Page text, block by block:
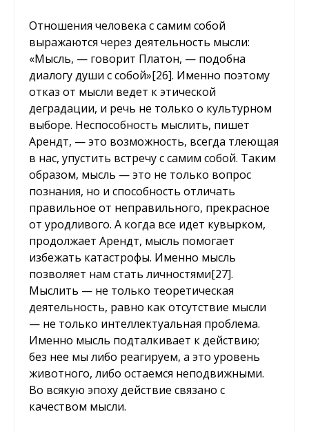
Отношения человека с самим собой
выражаются через деятельность мысли:
«Мысль, — говорит Платон, — подобна
диалогу души с собой»[26]. Именно поэтому
отказ от мысли ведет к этической
деградации, и речь не только о культурном
выборе. Неспособность мыслить, пишет
Арендт, — это возможность, всегда тлеющая
в нас, упустить встречу с самим собой. Таким
образом, мысль — это не только вопрос
познания, но и способность отличать
правильное от неправильного, прекрасное
от уродливого. А когда все идет кувырком,
продолжает Арендт, мысль помогает
избежать катастрофы. Именно мысль
позволяет нам стать личностями[27].
Мыслить — не только теоретическая
деятельность, равно как отсутствие мысли
— не только интеллектуальная проблема.
Именно мысль подталкивает к действию;
без нее мы либо реагируем, а это уровень
животного, либо остаемся неподвижными.
Во всякую эпоху действие связано с
качеством мысли.